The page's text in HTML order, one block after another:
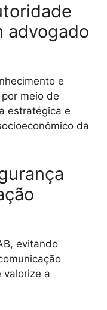
advogado
e
meio de
estratégica e
da
evitando
valorize a